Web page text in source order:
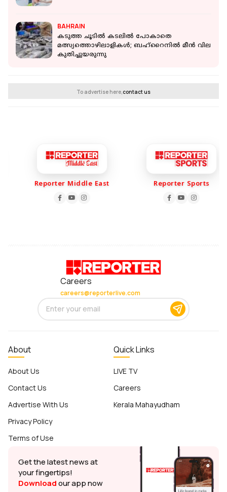
BAHRAIN
കടുത്ത ചൂടിൽ കടലിൽ പോകാതെ
മത്സ്യത്തൊഴിലാളികൾ; ബഹ്റൈനിൽ മീൻ വില
കുതിച്ചുയരുന്നു
To advertise here,contact us
Reporter Middle East Reporter Sports
Careers
careers@reporterlive.com
About
About Us
Contact Us
Advertise With Us
Privacy Policy
Terms of Use
Quick Links
LIVE TV
Careers
Kerala Mahayudham
Get the latest news at
your fingertips!
Downloadour app now